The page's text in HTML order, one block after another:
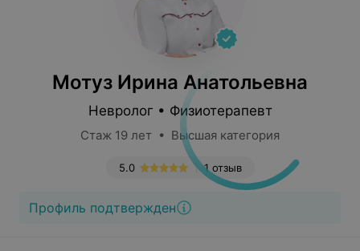
Мотуз Ирина Анатольевна
Невролог • Физиотерапевт
Стаж 19 лет • Высшая категория
1 отзыв
5.0
Профиль подтвержден